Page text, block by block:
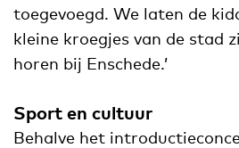
toegevoegd. We laten de
kleine kroegjes van de stad
horen bij Enschede.’
Sport en cultuur
Behalve het